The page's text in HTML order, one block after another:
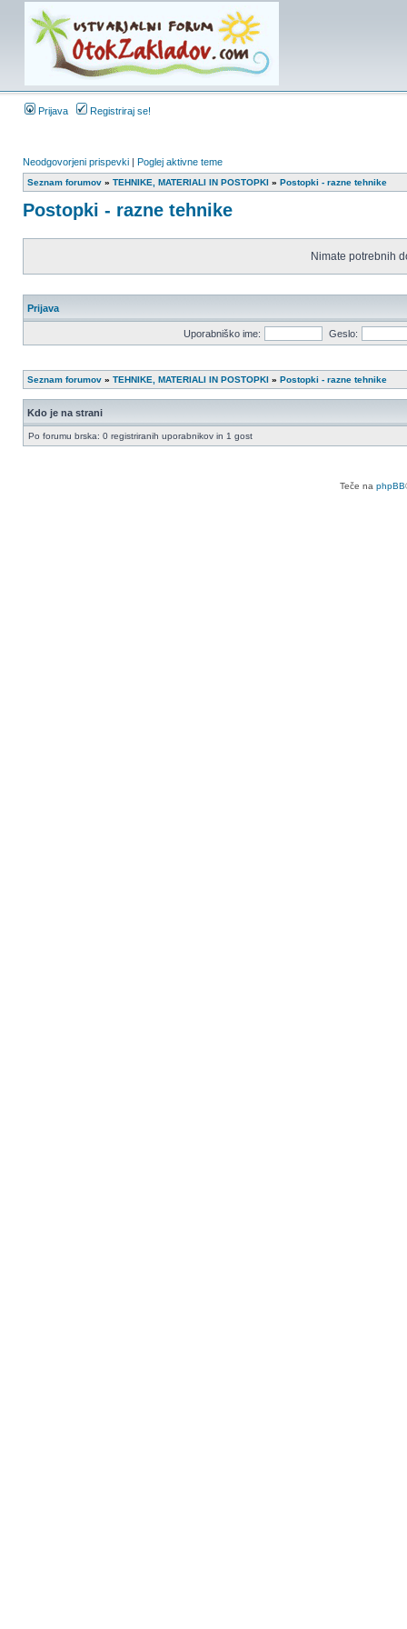
Prijava Registriraj se!
Neodgovorjeni prispevki | Poglej aktivne teme
Seznam forumov » TEHNIKE, MATERIALI IN POSTOPKI » Postopki - razne tehnike
Postopki - razne tehnike
Nimate potrebnih
Prijava
Uporabniško ime: Geslo:
Seznam forumov » TEHNIKE, MATERIALI IN POSTOPKI » Postopki - razne tehnike
Kdo je na strani
Po forumu brska: 0 registriranih uporabnikov in 1 gost
Teče na phpBB